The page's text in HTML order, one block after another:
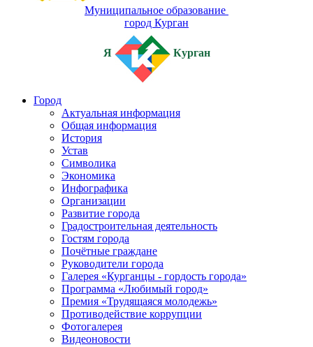
Муниципальное образование
город Курган
Я Курган
Город
Актуальная информация
Общая информация
История
Устав
Символика
Экономика
Инфографика
Организации
Развитие города
Градостроительная деятельность
Гостям города
Почётные граждане
Руководители города
Галерея «Курганцы - гордость города»
Программа «Любимый город»
Премия «Трудящаяся молодежь»
Противодействие коррупции
Фотогалерея
Видеоновости